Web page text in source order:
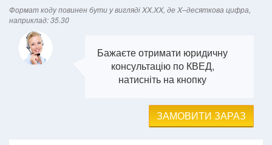
Формат кодy повинен бути у вигляді XX.XX, де X–десяткова цифра,
наприклад: 35.30
Бажаєте отримати юридичну
консультацію по КВЕД,
натисніть на кнопку
ЗАМОВИТИ ЗАРАЗ